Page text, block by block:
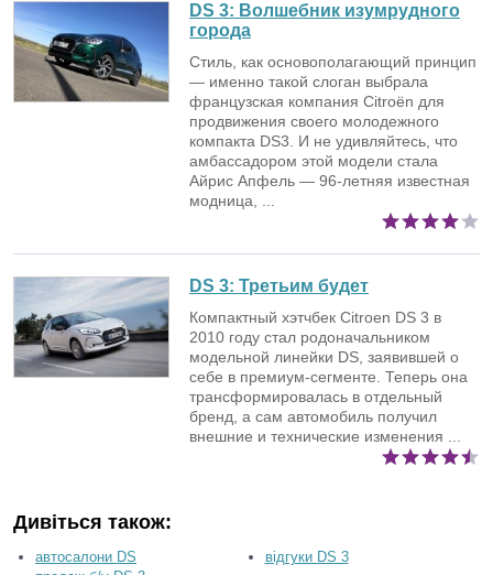
DS 3: Волшебник изумрудного
города
Стиль, как основополагающий принцип
— именно такой слоган выбрала
французская компания Citroёn для
продвижения своего молодежного
компакта DS3. И не удивляйтесь, что
амбассадором этой модели стала
Айрис Апфель — 96-летняя известная
модница, ...
DS 3: Третьим будет
Компактный хэтчбек Citroen DS 3 в
2010 году стал родоначальником
модельной линейки DS, заявившей о
себе в премиум-сегменте. Теперь она
трансформировалась в отдельный
бренд, а сам автомобиль получил
внешние и технические изменения ...
Дивіться також:
автосалони DS
відгуки DS 3